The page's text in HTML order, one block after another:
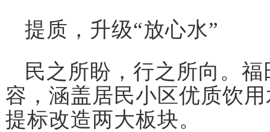
提质，升级“放心水”
民之所盼，行之所向。
容，涵盖居民小区优质饮
提标改造两大板块。